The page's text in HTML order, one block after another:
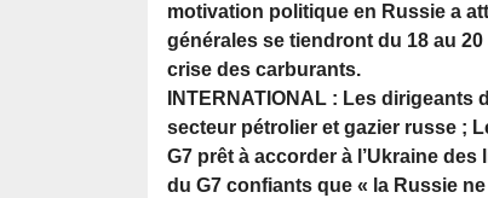
motivation politique en Russie a
générales se tiendront du 18 au
crise des carburants.
INTERNATIONAL : Les
secteur pétrolier et gazier russe ;
G7 prêt à accorder à l’Ukraine
du G7 confiants que « la Russie